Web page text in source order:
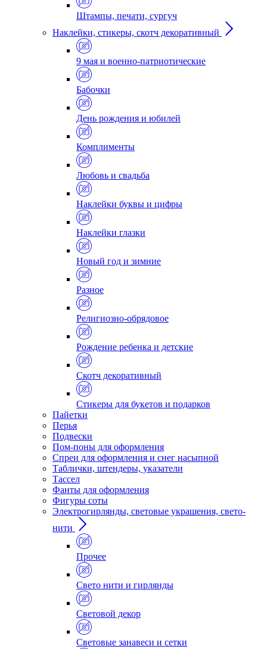
Штампы, печати, сургуч
Наклейки, стикеры, скотч декоративный
9 мая и военно-патриотические
Бабочки
День рождения и юбилей
Комплименты
Любовь и свадьба
Наклейки буквы и цифры
Наклейки глазки
Новый год и зимние
Разное
Религиозно-обрядовое
Рождение ребенка и детские
Скотч декоративный
Стикеры для букетов и подарков
Пайетки
Перья
Подвески
Пом-поны для оформления
Спреи для оформления и снег насыпной
Таблички, штендеры, указатели
Тассел
Фанты для оформления
Фигуры соты
Электрогирлянды, световые украшения, свето-
нити
Прочее
Свето нити и гирлянды
Световой декор
Световые занавеси и сетки